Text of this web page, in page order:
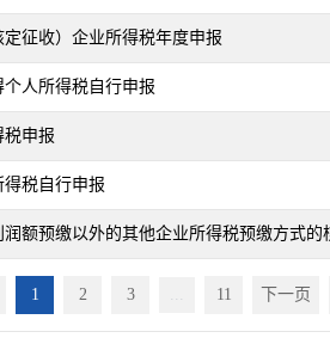
征收）企业所得税年度申报
人所得税自行申报
税申报
得税自行申报
润额预缴以外的其他企业所得税预缴方式的
1 2 3 ... 11 下一页